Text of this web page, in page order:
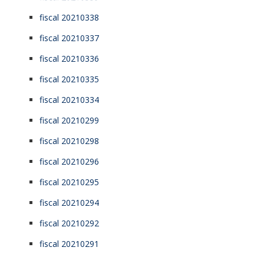
fiscal 20210338
fiscal 20210337
fiscal 20210336
fiscal 20210335
fiscal 20210334
fiscal 20210299
fiscal 20210298
fiscal 20210296
fiscal 20210295
fiscal 20210294
fiscal 20210292
fiscal 20210291